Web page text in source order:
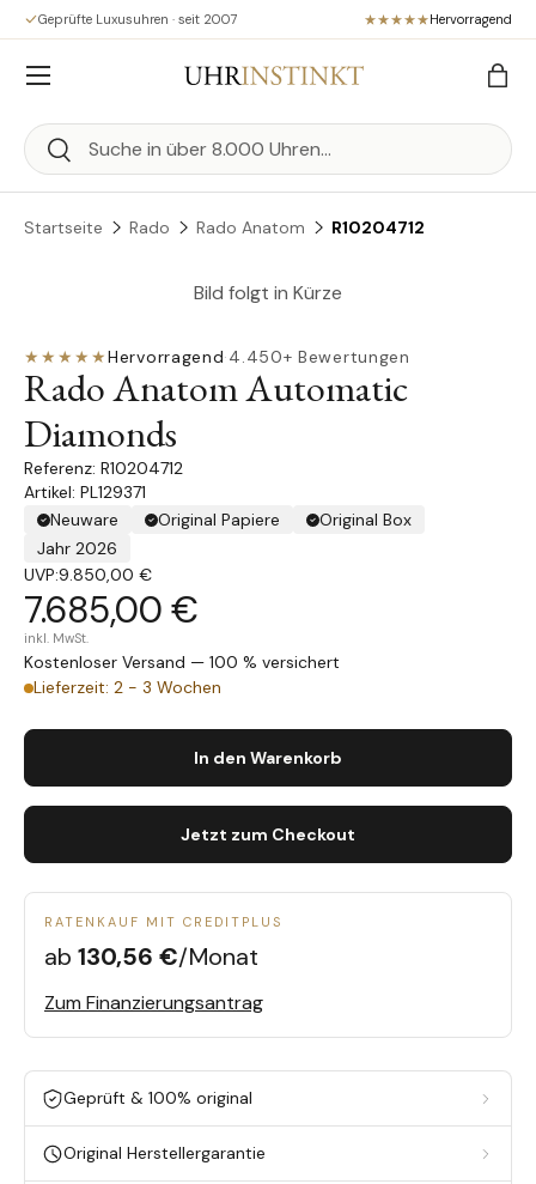
Direkt zum Inhalt
Geprüfte Luxusuhren · seit 2007 Hervorragend
Suchen
Suchen
Menü
Startseite Rado Rado Anatom R10204712
Bild folgt in Kürze
★★★★★Hervorragend·4.450+ Bewertungen
Rado Anatom Automatic
Diamonds
R10204712
Artikel: PL129371
Neuware
Original Papiere
Original Box
Jahr 2026
UVP:9.850,00 €
7.685,00 €
inkl. MwSt.
Kostenloser Versand — 100 % versichert
Lieferzeit: 2 - 3 Wochen
In den Warenkorb
Jetzt zum Checkout
RATENKAUF MIT CREDITPLUS
ab 130,56 €/Monat
Zum Finanzierungsantrag
Geprüft & 100% original
Original Herstellergarantie